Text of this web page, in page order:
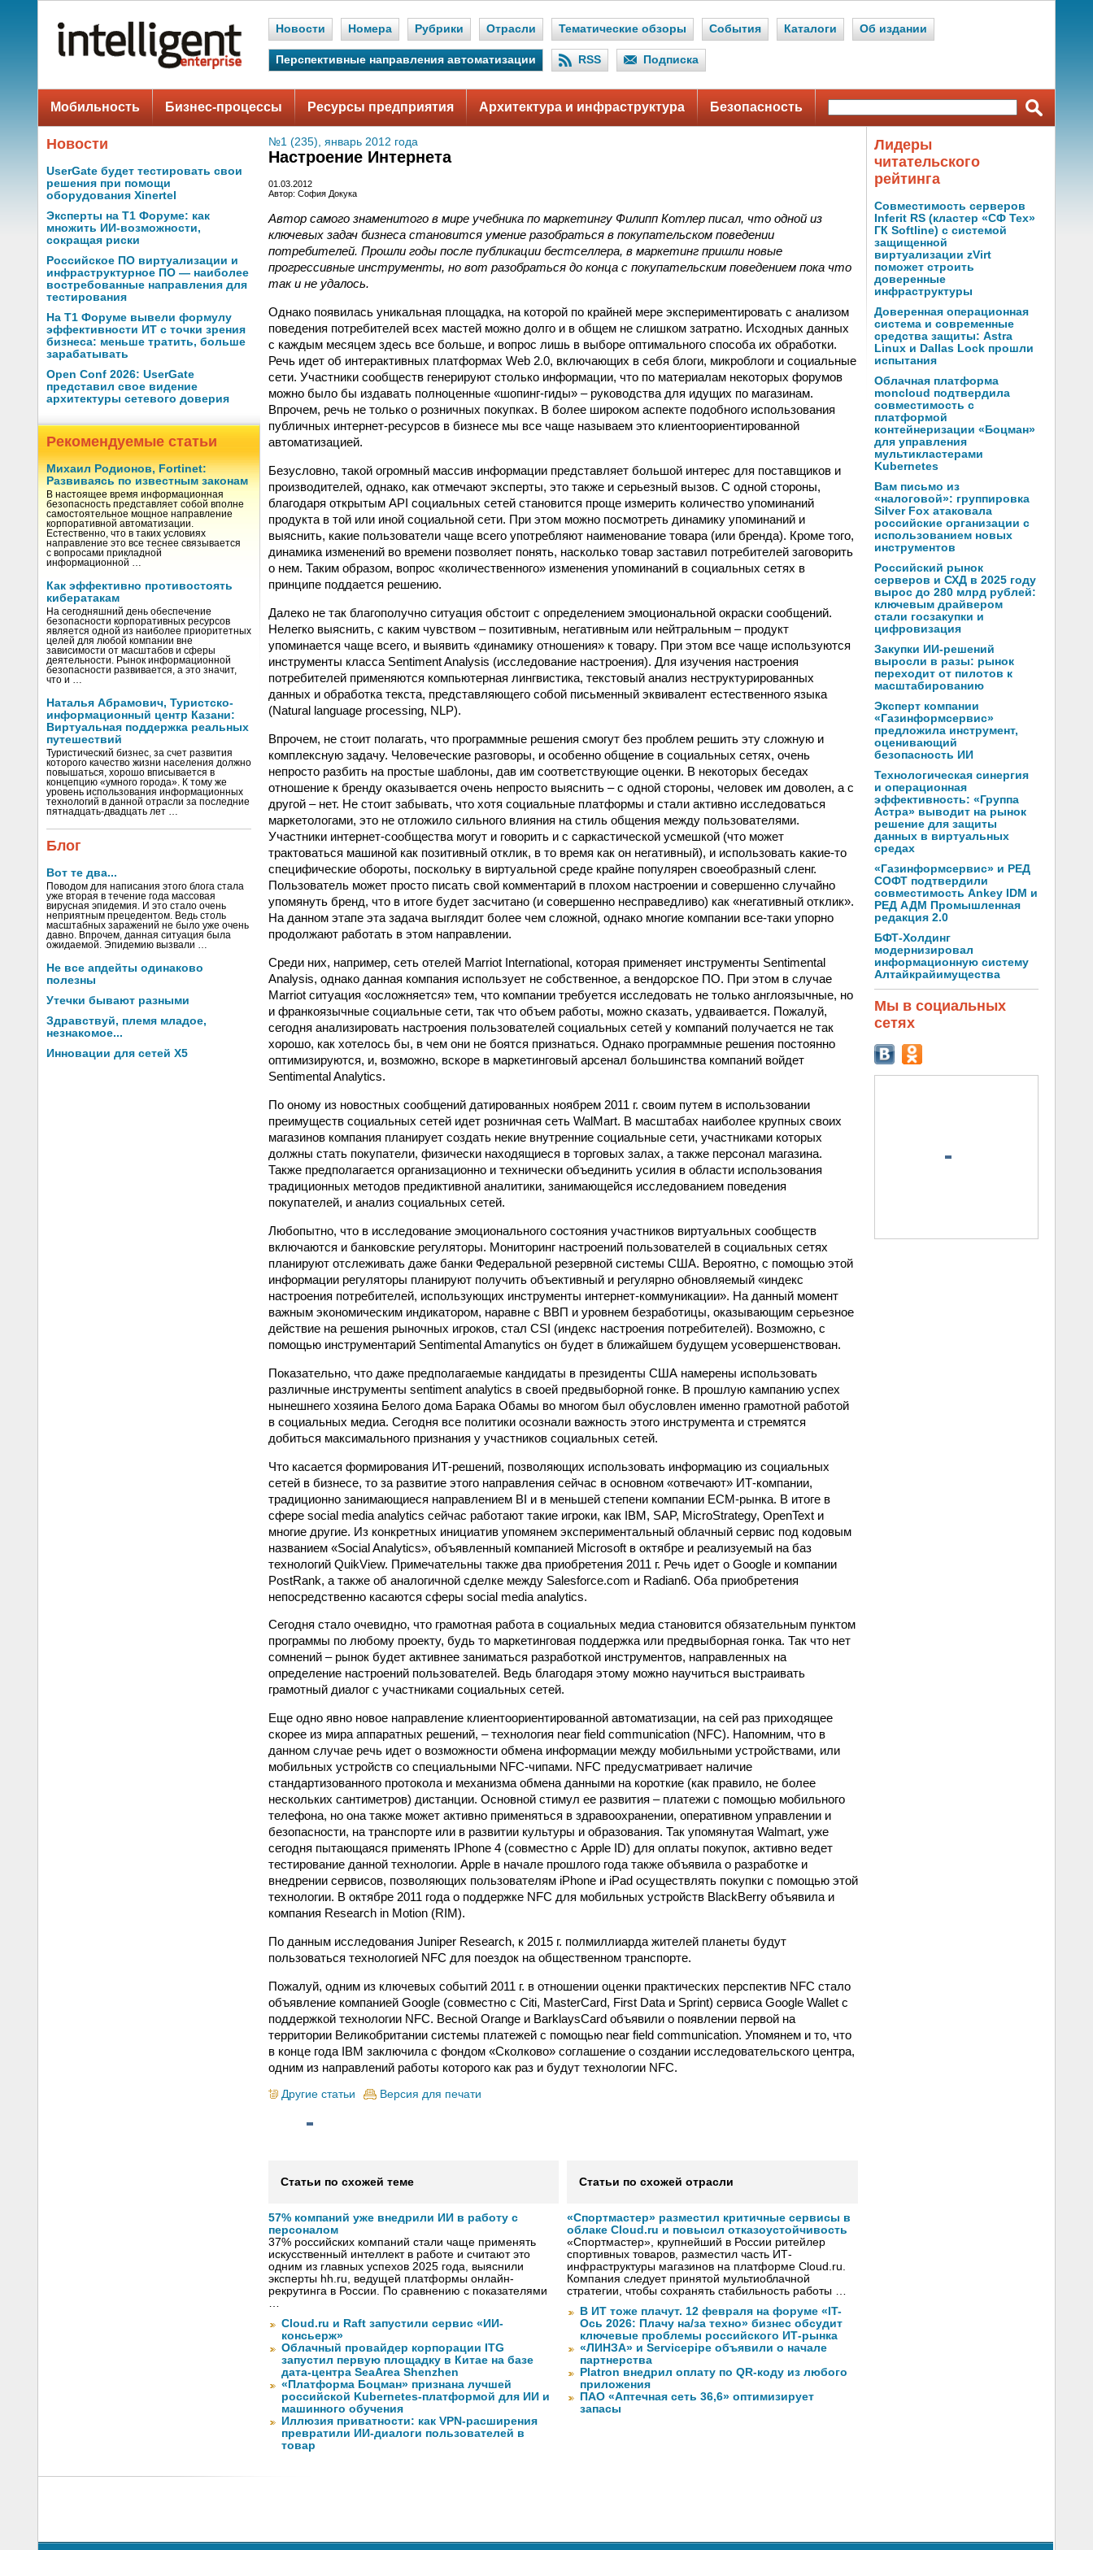
Новости Номера Рубрики Отрасли Тематические обзоры События Каталоги Об издании
Перспективные направления автоматизации RSS Подписка
Мобильность Бизнес-процессы Ресурсы предприятия Архитектура и инфраструктура Безопасность
Новости
UserGate будет тестировать свои
решения при помощи
оборудования Xinertel
Эксперты на Т1 Форуме: как
множить ИИ-возможности,
сокращая риски
Российское ПО виртуализации и
инфраструктурное ПО — наиболее
востребованные направления для
тестирования
На Т1 Форуме вывели формулу
эффективности ИТ с точки зрения
бизнеса: меньше тратить, больше
зарабатывать
Open Conf 2026: UserGate
представил свое видение
архитектуры сетевого доверия
Рекомендуемые статьи
Михаил Родионов, Fortinet:
Развиваясь по известным законам
В настоящее время информационная
безопасность представляет собой вполне
самостоятельное мощное направление
корпоративной автоматизации.
Естественно, что в таких условиях
направление это все теснее связывается
с вопросами прикладной
информационной …
Как эффективно противостоять
кибератакам
На сегодняшний день обеспечение
безопасности корпоративных ресурсов
является одной из наиболее приоритетных
целей для любой компании вне
зависимости от масштабов и сферы
деятельности. Рынок информационной
безопасности развивается, а это значит,
что и …
Наталья Абрамович, Туристско-
информационный центр Казани:
Виртуальная поддержка реальных
путешествий
Туристический бизнес, за счет развития
которого качество жизни населения должно
повышаться, хорошо вписывается в
концепцию «умного города». К тому же
уровень использования информационных
технологий в данной отрасли за последние
пятнадцать-двадцать лет …
Блог
Вот те два...
Поводом для написания этого блога стала
уже вторая в течение года массовая
вирусная эпидемия. И это стало очень
неприятным прецедентом. Ведь столь
масштабных заражений не было уже очень
давно. Впрочем, данная ситуация была
ожидаемой. Эпидемию вызвали …
Не все апдейты одинаково
полезны
Утечки бывают разными
Здравствуй, племя младое,
незнакомое...
Инновации для сетей X5
№1 (235), январь 2012 года
Настроение Интернета
01.03.2012
Автор: София Докука
Автор самого знаменитого в мире учебника по маркетингу Филипп Котлер писал, что одной из
ключевых задач бизнеса становится умение разобраться в покупательском поведении
потребителей. Прошли годы после публикации бестселлера, в маркетинг пришли новые
прогрессивные инструменты, но вот разобраться до конца с покупательским поведением пока что
так и не удалось.
Однако появилась уникальная площадка, на которой по крайней мере экспериментировать с анализом
поведения потребителей всех мастей можно долго и в общем не слишком затратно. Исходных данных
с каждым месяцем здесь все больше, и вопрос лишь в выборе оптимального способа их обработки.
Речь идет об интерактивных платформах Web 2.0, включающих в себя блоги, микроблоги и социальные
сети. Участники сообществ генерируют столько информации, что по материалам некоторых форумов
можно было бы издавать полноценные «шопинг-гиды» – руководства для идущих по магазинам.
Впрочем, речь не только о розничных покупках. В более широком аспекте подобного использования
публичных интернет-ресурсов в бизнесе мы все чаще называем это клиентоориентированной
автоматизацией.
Безусловно, такой огромный массив информации представляет большой интерес для поставщиков и
производителей, однако, как отмечают эксперты, это также и серьезный вызов. С одной стороны,
благодаря открытым API социальных сетей становится проще измерить количество упоминаний
продукта в той или иной социальной сети. При этом можно посмотреть динамику упоминаний и
выяснить, какие пользователи чаще всего употребляют наименование товара (или бренда). Кроме того,
динамика изменений во времени позволяет понять, насколько товар заставил потребителей заговорить
о нем. Таким образом, вопрос «количественного» изменения упоминаний в социальных сетях в
принципе поддается решению.
Далеко не так благополучно ситуация обстоит с определением эмоциональной окраски сообщений.
Нелегко выяснить, с каким чувством – позитивным, негативным или нейтральным – продукт
упоминается чаще всего, и выявить «динамику отношения» к товару. При этом все чаще используются
инструменты класса Sentiment Analysis (исследование настроения). Для изучения настроения
потребителей применяются компьютерная лингвистика, текстовый анализ неструктурированных
данных и обработка текста, представляющего собой письменный эквивалент естественного языка
(Natural language processing, NLP).
Впрочем, не стоит полагать, что программные решения смогут без проблем решить эту сложную и
комплексную задачу. Человеческие разговоры, и особенно общение в социальных сетях, очень
непросто разбить на простые шаблоны, дав им соответствующие оценки. В некоторых беседах
отношение к бренду оказывается очень непросто выяснить – с одной стороны, человек им доволен, а с
другой – нет. Не стоит забывать, что хотя социальные платформы и стали активно исследоваться
маркетологами, это не отложило сильного влияния на стиль общения между пользователями.
Участники интернет-сообщества могут и говорить и с саркастической усмешкой (что может
трактоваться машиной как позитивный отклик, в то время как он негативный), и использовать какие-то
специфические обороты, поскольку в виртуальной среде крайне популярен своеобразный сленг.
Пользователь может просто писать свой комментарий в плохом настроении и совершенно случайно
упомянуть бренд, что в итоге будет засчитано (и совершенно несправедливо) как «негативный отклик».
На данном этапе эта задача выглядит более чем сложной, однако многие компании все-таки упорно
продолжают работать в этом направлении.
Среди них, например, сеть отелей Marriot International, которая применяет инструменты Sentimental
Analysis, однако данная компания использует не собственное, а вендорское ПО. При этом в случае
Marriot ситуация «осложняется» тем, что компании требуется исследовать не только англоязычные, но
и франкоязычные социальные сети, так что объем работы, можно сказать, удваивается. Пожалуй,
сегодня анализировать настроения пользователей социальных сетей у компаний получается не так
хорошо, как хотелось бы, в чем они не боятся признаться. Однако программные решения постоянно
оптимизируются, и, возможно, вскоре в маркетинговый арсенал большинства компаний войдет
Sentimental Analytics.
По оному из новостных сообщений датированных ноябрем 2011 г. своим путем в использовании
преимуществ социальных сетей идет розничная сеть WalMart. В масштабах наиболее крупных своих
магазинов компания планирует создать некие внутренние социальные сети, участниками которых
должны стать покупатели, физически находящиеся в торговых залах, а также персонал магазина.
Также предполагается организационно и технически объединить усилия в области использования
традиционных методов предиктивной аналитики, занимающейся исследованием поведения
покупателей, и анализ социальных сетей.
Любопытно, что в исследование эмоционального состояния участников виртуальных сообществ
включаются и банковские регуляторы. Мониторинг настроений пользователей в социальных сетях
планируют отслеживать даже банки Федеральной резервной системы США. Вероятно, с помощью этой
информации регуляторы планируют получить объективный и регулярно обновляемый «индекс
настроения потребителей, использующих инструменты интернет-коммуникации». На данный момент
важным экономическим индикатором, наравне с ВВП и уровнем безработицы, оказывающим серьезное
действие на решения рыночных игроков, стал CSI (индекс настроения потребителей). Возможно, с
помощью инструментарий Sentimental Amanytics он будет в ближайшем будущем усовершенствован.
Показательно, что даже предполагаемые кандидаты в президенты США намерены использовать
различные инструменты sentiment analytics в своей предвыборной гонке. В прошлую кампанию успех
нынешнего хозяина Белого дома Барака Обамы во многом был обусловлен именно грамотной работой
в социальных медиа. Сегодня все политики осознали важность этого инструмента и стремятся
добиться максимального признания у участников социальных сетей.
Что касается формирования ИТ-решений, позволяющих использовать информацию из социальных
сетей в бизнесе, то за развитие этого направления сейчас в основном «отвечают» ИТ-компании,
традиционно занимающиеся направлением BI и в меньшей степени компании ECM-рынка. В итоге в
сфере social media analytics сейчас работают такие игроки, как IBM, SAP, MicroStrategy, OpenText и
многие другие. Из конкретных инициатив упомянем экспериментальный облачный сервис под кодовым
названием «Social Analytics», объявленный компанией Microsoft в октябре и реализуемый на баз
технологий QuikView. Примечательны также два приобретения 2011 г. Речь идет о Google и компании
PostRank, а также об аналогичной сделке между Salesforce.com и Radian6. Оба приобретения
непосредственно касаются сферы social media analytics.
Сегодня стало очевидно, что грамотная работа в социальных медиа становится обязательным пунктом
программы по любому проекту, будь то маркетинговая поддержка или предвыборная гонка. Так что нет
сомнений – рынок будет активнее заниматься разработкой инструментов, направленных на
определение настроений пользователей. Ведь благодаря этому можно научиться выстраивать
грамотный диалог с участниками социальных сетей.
Еще одно явно новое направление клиентоориентированной автоматизации, на сей раз приходящее
скорее из мира аппаратных решений, – технология near field communication (NFC). Напомним, что в
данном случае речь идет о возможности обмена информации между мобильными устройствами, или
мобильных устройств со специальными NFC-чипами. NFC предусматривает наличие
стандартизованного протокола и механизма обмена данными на короткие (как правило, не более
нескольких сантиметров) дистанции. Основной стимул ее развития – платежи с помощью мобильного
телефона, но она также может активно применяться в здравоохранении, оперативном управлении и
безопасности, на транспорте или в развитии культуры и образования. Так упомянутая Walmart, уже
сегодня пытающаяся применять IPhone 4 (совместно с Apple ID) для оплаты покупок, активно ведет
тестирование данной технологии. Apple в начале прошлого года также объявила о разработке и
внедрении сервисов, позволяющих пользователям iPhone и iPad осуществлять покупки с помощью этой
технологии. В октябре 2011 года о поддержке NFC для мобильных устройств BlackBerry объявила и
компания Research in Motion (RIM).
По данным исследования Juniper Research, к 2015 г. полмиллиарда жителей планеты будут
пользоваться технологией NFC для поездок на общественном транспорте.
Пожалуй, одним из ключевых событий 2011 г. в отношении оценки практических перспектив NFC стало
объявление компанией Google (совместно с Citi, MasterCard, First Data и Sprint) сервиса Google Wallet с
поддержкой технологии NFC. Весной Orange и BarklaysCard объявили о появлении первой на
территории Великобритании системы платежей с помощью near field communication. Упомянем и то, что
в конце года IBM заключила с фондом «Сколково» соглашение о создании исследовательского центра,
одним из направлений работы которого как раз и будут технологии NFC.
Другие статьи Версия для печати
Статьи по схожей теме
57% компаний уже внедрили ИИ в работу с
персоналом
37% российских компаний стали чаще применять
искусственный интеллект в работе и считают это
одним из главных успехов 2025 года, выяснили
эксперты hh.ru, ведущей платформы онлайн-
рекрутинга в России. По сравнению с показателями
…
Cloud.ru и Raft запустили сервис «ИИ-
консьерж»
Облачный провайдер корпорации ITG
запустил первую площадку в Китае на базе
дата-центра SeaArea Shenzhen
«Платформа Боцман» признана лучшей
российской Kubernetes-платформой для ИИ и
машинного обучения
Иллюзия приватности: как VPN-расширения
превратили ИИ-диалоги пользователей в
товар
Статьи по схожей отрасли
«Спортмастер» разместил критичные сервисы в
облаке Cloud.ru и повысил отказоустойчивость
«Спортмастер», крупнейший в России ритейлер
спортивных товаров, разместил часть ИТ-
инфраструктуры магазинов на платформе Cloud.ru.
Компания следует принятой мультиоблачной
стратегии, чтобы сохранять стабильность работы …
В ИТ тоже плачут. 12 февраля на форуме «IT-
Ось 2026: Плачу на/за техно» бизнес обсудит
ключевые проблемы российского ИТ-рынка
«ЛИНЗА» и Servicepipe объявили о начале
партнерства
Platron внедрил оплату по QR-коду из любого
приложения
ПАО «Аптечная сеть 36,6» оптимизирует
запасы
Лидеры
читательского
рейтинга
Совместимость серверов
Inferit RS (кластер «СФ Тех»
ГК Softline) с системой
защищенной
виртуализации zVirt
поможет строить
доверенные
инфраструктуры
Доверенная операционная
система и современные
средства защиты: Astra
Linux и Dallas Lock прошли
испытания
Облачная платформа
moncloud подтвердила
совместимость с
платформой
контейнеризации «Боцман»
для управления
мультикластерами
Kubernetes
Вам письмо из
«налоговой»: группировка
Silver Fox атаковала
российские организации с
использованием новых
инструментов
Российский рынок
серверов и СХД в 2025 году
вырос до 280 млрд рублей:
ключевым драйвером
стали госзакупки и
цифровизация
Закупки ИИ-решений
выросли в разы: рынок
переходит от пилотов к
масштабированию
Эксперт компании
«Газинформсервис»
предложила инструмент,
оценивающий
безопасность ИИ
Технологическая синергия
и операционная
эффективность: «Группа
Астра» выводит на рынок
решение для защиты
данных в виртуальных
средах
«Газинформсервис» и РЕД
СОФТ подтвердили
совместимость Ankey IDM и
РЕД АДМ Промышленная
редакция 2.0
БФТ-Холдинг
модернизировал
информационную систему
Алтайкрайимущества
Мы в социальных
сетях